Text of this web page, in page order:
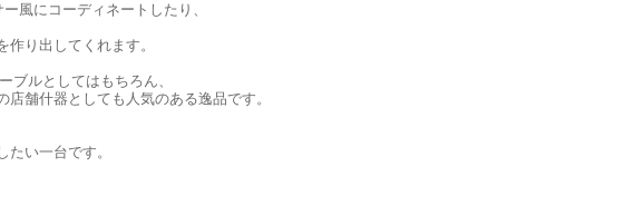
風にコーディネートしたり、
り出してくれます。
ブルとしてはもちろん、
舗什器としても人気のある逸品です。
い一台です。